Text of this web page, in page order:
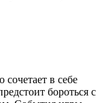
в себе
бороться с